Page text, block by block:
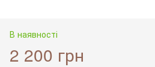
В наявності
2 200 грн